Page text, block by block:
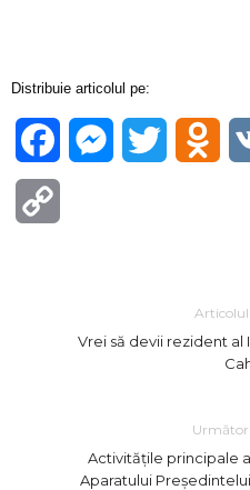
Distribuie articolul pe:
FacebookMessenger
Twitter
Vrei să devii rezident
Activitățile principale
Aparatului